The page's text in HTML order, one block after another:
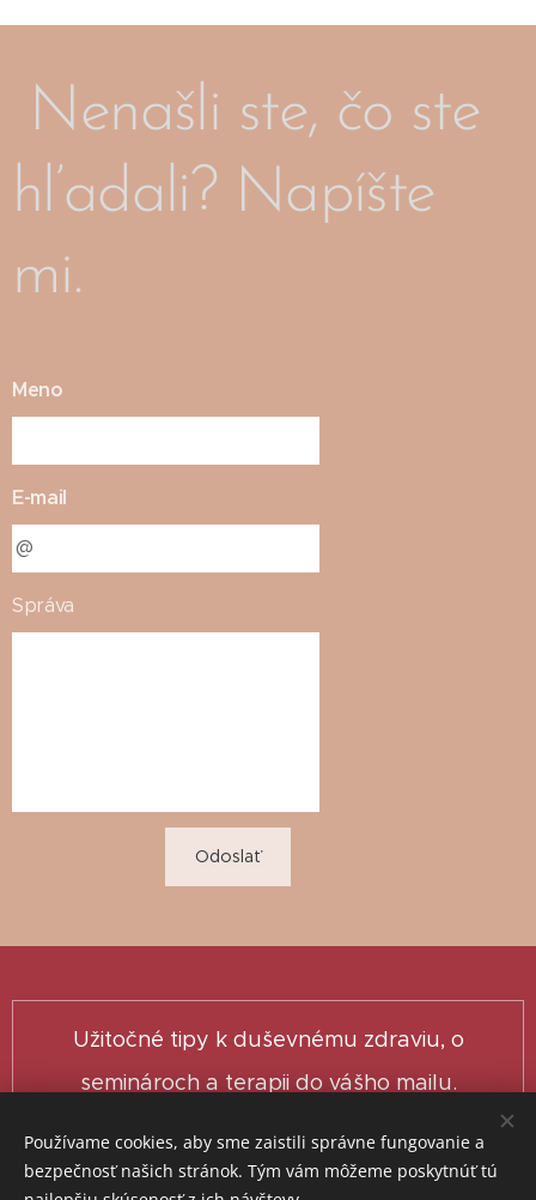
Nenašli ste, čo ste
hľadali? Napíšte
mi.
Meno
E-mail
Správa
Odoslať
Užitočné tipy k duševnému zdraviu, o
seminároch a terapii do vášho mailu.
Používame cookies, aby sme zaistili správne fungovanie a
bezpečnosť našich stránok. Tým vám môžeme poskytnúť tú